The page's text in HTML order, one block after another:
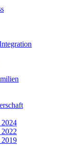
2024
2019